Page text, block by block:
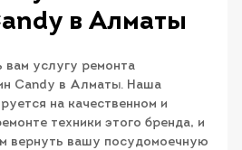
в Алматы
услугу ремонта
Candy в Алматы. Наша
на качественном и
техники этого бренда, и
вернуть вашу посудомоечную